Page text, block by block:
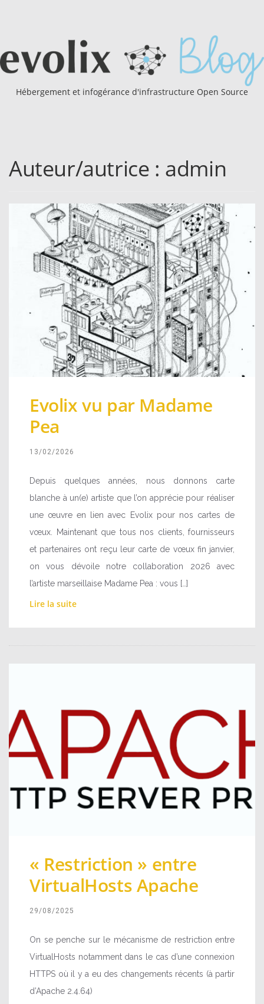
Hébergement et infogérance d'infrastructure Open Source
Auteur/autrice : admin
Evolix vu par Madame
Pea
13/02/2026
Depuis quelques années, nous donnons carte
blanche à un(e) artiste que l’on apprécie pour réaliser
une œuvre en lien avec Evolix pour nos cartes de
vœux. Maintenant que tous nos clients, fournisseurs
et partenaires ont reçu leur carte de vœux fin janvier,
on vous dévoile notre collaboration 2026 avec
l’artiste marseillaise Madame Pea : vous […]
Lire la suite
« Restriction » entre
VirtualHosts Apache
29/08/2025
On se penche sur le mécanisme de restriction entre
VirtualHosts notamment dans le cas d’une connexion
HTTPS où il y a eu des changements récents (à partir
d’Apache 2.4.64)